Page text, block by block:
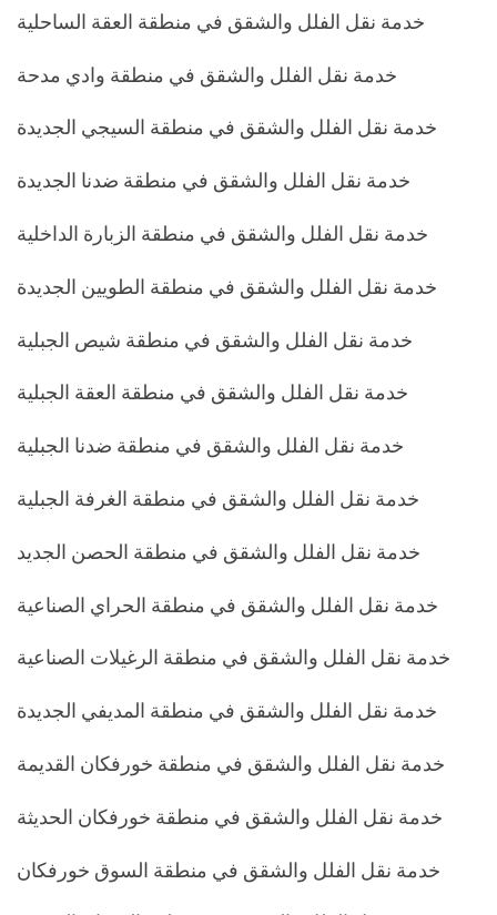
خدمة نقل الفلل والشقق في منطقة العقة الساحلية
خدمة نقل الفلل والشقق في منطقة وادي مدحة
خدمة نقل الفلل والشقق في منطقة السيجي الجديدة
خدمة نقل الفلل والشقق في منطقة ضدنا الجديدة
خدمة نقل الفلل والشقق في منطقة الزبارة الداخلية
خدمة نقل الفلل والشقق في منطقة الطويين الجديدة
خدمة نقل الفلل والشقق في منطقة شيص الجبلية
خدمة نقل الفلل والشقق في منطقة العقة الجبلية
خدمة نقل الفلل والشقق في منطقة ضدنا الجبلية
خدمة نقل الفلل والشقق في منطقة الغرفة الجبلية
خدمة نقل الفلل والشقق في منطقة الحصن الجديد
خدمة نقل الفلل والشقق في منطقة الحراي الصناعية
خدمة نقل الفلل والشقق في منطقة الرغيلات الصناعية
خدمة نقل الفلل والشقق في منطقة المديفي الجديدة
خدمة نقل الفلل والشقق في منطقة خورفكان القديمة
خدمة نقل الفلل والشقق في منطقة خورفكان الحديثة
خدمة نقل الفلل والشقق في منطقة السوق خورفكان